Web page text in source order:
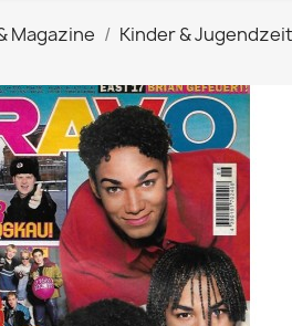
JUGEND / KIND
BRAVO HipHop Special
BRAVO Zeitschrift
hey!
Mädchen
POP Rocky
Yam!
Magazine Kinder &